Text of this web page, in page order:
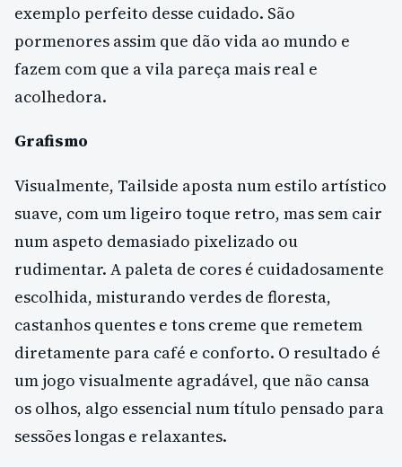
exemplo perfeito desse cuidado. São
pormenores assim que dão vida ao mundo e
fazem com que a vila pareça mais real e
acolhedora.
Grafismo
Visualmente, Tailside aposta num estilo artístico
suave, com um ligeiro toque retro, mas sem cair
num aspeto demasiado pixelizado ou
rudimentar. A paleta de cores é cuidadosamente
escolhida, misturando verdes de floresta,
castanhos quentes e tons creme que remetem
diretamente para café e conforto. O resultado é
um jogo visualmente agradável, que não cansa
os olhos, algo essencial num título pensado para
sessões longas e relaxantes.